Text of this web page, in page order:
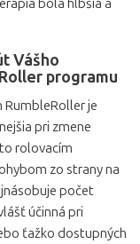
bola hlbšia a
Vášho
programu
RumbleRoller je
pri zmene
rolovacím
zo strany na
počet
účinná pri
ťažko dostupných